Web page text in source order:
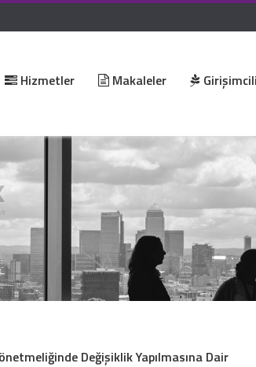
Hizmetler Makaleler
Değişiklik Yapılmasına Dair